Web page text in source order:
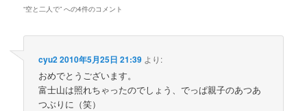
“空と二人で” への4件のコメント
cyu22010年5月25日 21:39 より:
おめでとうございます。
富士山は照れちゃったのでしょう、でっぱ親子のあつあ
つぶりに（笑）